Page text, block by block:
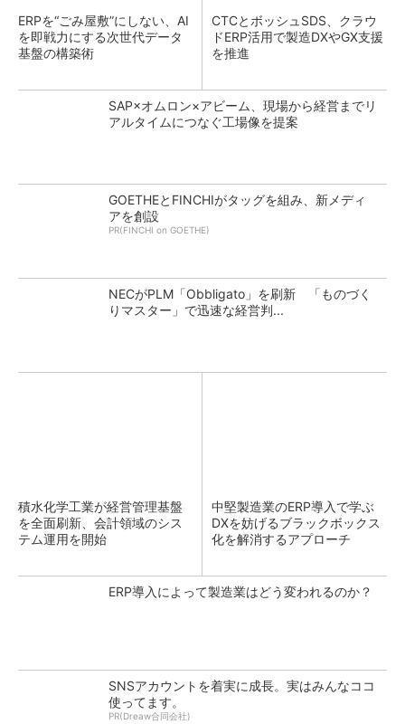
ERPを“ごみ屋敷”にしない、AI
を即戦力にする次世代データ
基盤の構築術
CTCとボッシュSDS、クラウ
ドERP活用で製造DXやGX支援
を推進
SAP×オムロン×アビーム、現場から経営までリ
アルタイムにつなぐ工場像を提案
GOETHEとFINCHIがタッグを組み、新メディ
アを創設
PR(FINCHI on GOETHE)
NECがPLM「Obbligato」を刷新 「ものづく
りマスター」で迅速な経営判...
積水化学工業が経営管理基盤
を全面刷新、会計領域のシス
テム運用を開始
中堅製造業のERP導入で学ぶ
DXを妨げるブラックボックス
化を解消するアプローチ
ERP導入によって製造業はどう変われるのか？
SNSアカウントを着実に成長。実はみんなココ
使ってます。
PR(Dreaw合同会社)